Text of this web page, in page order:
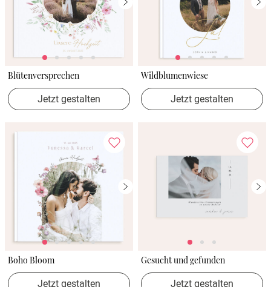
Blütenversprechen
Jetzt gestalten
Wildblumenwiese
Jetzt gestalten
Boho Bloom
Jetzt gestalten
Gesucht und gefunden
Jetzt gestalten